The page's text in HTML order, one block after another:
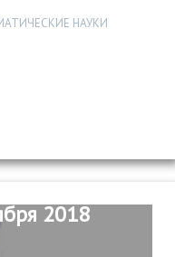
НАУКИ
2018